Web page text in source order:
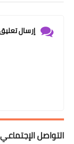
إرسال
التواصل الإجتماعي